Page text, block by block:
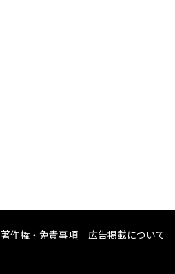
著作権・免責事項 広告掲載について